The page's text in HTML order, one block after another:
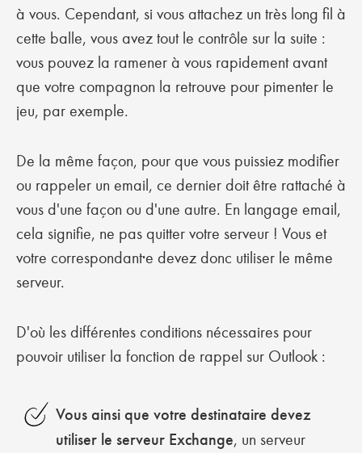
à vous. Cependant, si vous attachez un très long fil à
cette balle, vous avez tout le contrôle sur la suite :
vous pouvez la ramener à vous rapidement avant
que votre compagnon la retrouve pour pimenter le
jeu, par exemple.
De la même façon, pour que vous puissiez modifier
ou rappeler un email, ce dernier doit être rattaché à
vous d'une façon ou d'une autre. En langage email,
cela signifie, ne pas quitter votre serveur ! Vous et
votre correspondant·e devez donc utiliser le même
serveur.
D'où les différentes conditions nécessaires pour
pouvoir utiliser la fonction de rappel sur Outlook :
Vous ainsi que votre destinataire devez
utiliser le serveur Exchange, un serveur